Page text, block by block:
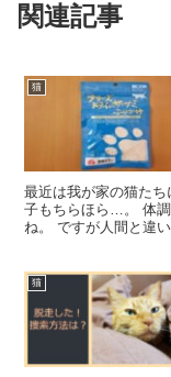
関連記事
猫
最近は我が家の猫た
子もちらほら…。 体
ね。 ですが人間と違
猫